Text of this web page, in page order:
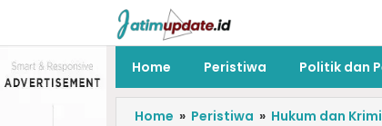
Home Peristiwa Politik dan
Home » Peristiwa » Hukum dan